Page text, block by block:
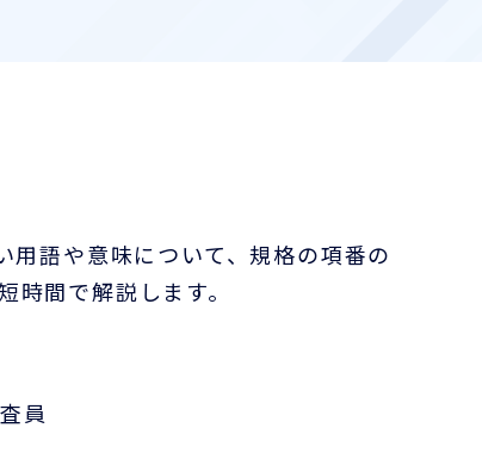
用語や意味について、規格の項番の
時間で解説します。
員